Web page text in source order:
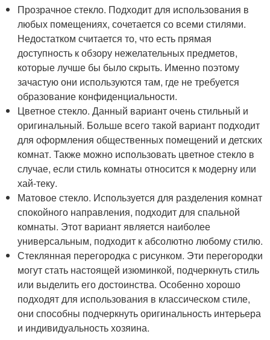
Прозрачное стекло. Подходит для использования в
любых помещениях, сочетается со всеми стилями.
Недостатком считается то, что есть прямая
доступность к обзору нежелательных предметов,
которые лучше бы было скрыть. Именно поэтому
зачастую они используются там, где не требуется
образование конфиденциальности.
Цветное стекло. Данный вариант очень стильный и
оригинальный. Больше всего такой вариант подходит
для оформления общественных помещений и детских
комнат. Также можно использовать цветное стекло в
случае, если стиль комнаты относится к модерну или
хай-теку.
Матовое стекло. Используется для разделения комнат
спокойного направления, подходит для спальной
комнаты. Этот вариант является наиболее
универсальным, подходит к абсолютно любому стилю.
Стеклянная перегородка с рисунком. Эти перегородки
могут стать настоящей изюминкой, подчеркнуть стиль
или выделить его достоинства. Особенно хорошо
подходят для использования в классическом стиле,
они способны подчеркнуть оригинальность интерьера
и индивидуальность хозяина.